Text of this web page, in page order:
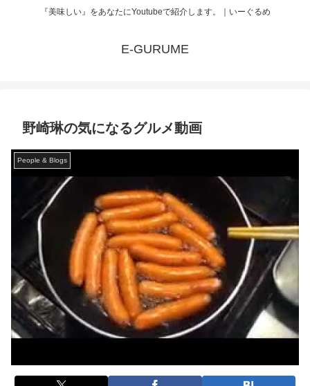
『美味しい』をあなたにYoutubeで紹介します。｜いーぐるめ
E-GURUME
野崎琳の気になるグルメ動画
People & Blogs